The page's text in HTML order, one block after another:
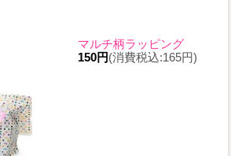
マルチ柄ラッピング
150円(消費税込:165円)